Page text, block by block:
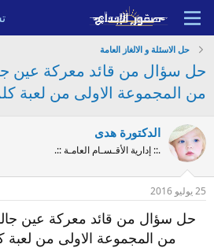
حل الاسئلة و الالغاز العامة
من المجموعة الاولى من لعبة
الدكتورة هدى
.:: إدارية الأقـسـام العامـة ::.
25 يوليو 2016
من المجموعة الاولى من لعبة